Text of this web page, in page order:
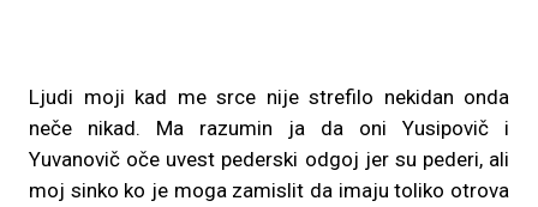
Ljudi moji kad me srce nije strefilo nekidan onda
neče nikad. Ma razumin ja da oni Yusipovič i
Yuvanovič oče uvest pederski odgoj jer su pederi, ali
moj sinko ko je moga zamislit da imaju toliko otrova